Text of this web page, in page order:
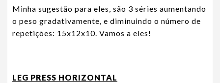
Minha sugestão para eles, são 3 séries aumentando
o peso gradativamente, e diminuindo o número de
repetições: 15x12x10. Vamos a eles!
LEG PRESS HORIZONTAL